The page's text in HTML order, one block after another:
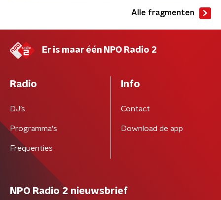
Alle fragmenten
Er is maar één NPO Radio 2
Radio
DJ’s
Programma's
Frequenties
Info
Contact
Download de app
NPO Radio 2 nieuwsbrief